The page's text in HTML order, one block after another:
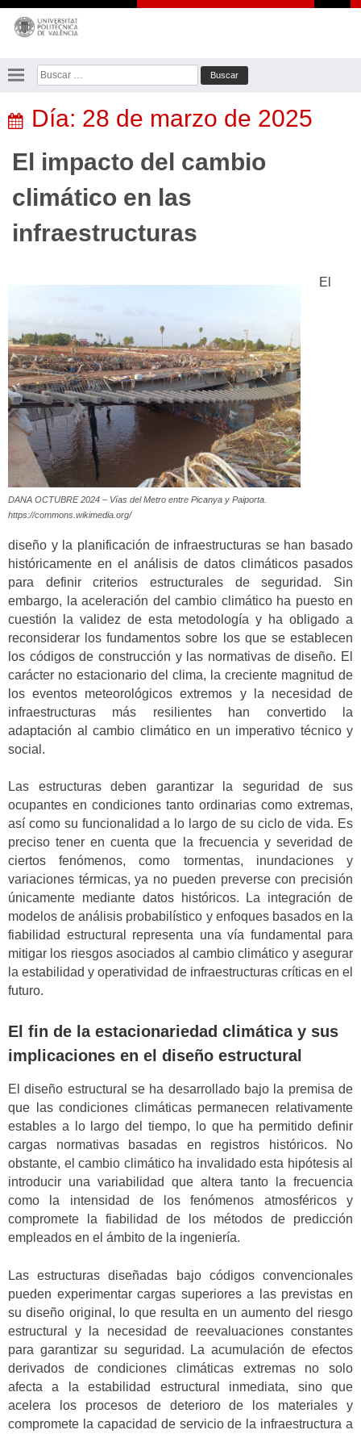
Saltar
contenido
Buscar:
Día: 28 de marzo de 2025
El impacto del cambio
climático en las
infraestructuras
DANA OCTUBRE 2024 – Vías del Metro entre Picanya y Paiporta.
https://commons.wikimedia.org/
El
diseño y la planificación de infraestructuras se han basado
históricamente en el análisis de datos climáticos pasados
para definir criterios estructurales de seguridad. Sin
embargo, la aceleración del cambio climático ha puesto en
cuestión la validez de esta metodología y ha obligado a
reconsiderar los fundamentos sobre los que se establecen
los códigos de construcción y las normativas de diseño. El
carácter no estacionario del clima, la creciente magnitud de
los eventos meteorológicos extremos y la necesidad de
infraestructuras más resilientes han convertido la
adaptación al cambio climático en un imperativo técnico y
social.
Las estructuras deben garantizar la seguridad de sus
ocupantes en condiciones tanto ordinarias como extremas,
así como su funcionalidad a lo largo de su ciclo de vida. Es
preciso tener en cuenta que la frecuencia y severidad de
ciertos fenómenos, como tormentas, inundaciones y
variaciones térmicas, ya no pueden preverse con precisión
únicamente mediante datos históricos. La integración de
modelos de análisis probabilístico y enfoques basados en la
fiabilidad estructural representa una vía fundamental para
mitigar los riesgos asociados al cambio climático y asegurar
la estabilidad y operatividad de infraestructuras críticas en el
futuro.
El fin de la estacionariedad climática y sus
implicaciones en el diseño estructural
El diseño estructural se ha desarrollado bajo la premisa de
que las condiciones climáticas permanecen relativamente
estables a lo largo del tiempo, lo que ha permitido definir
cargas normativas basadas en registros históricos. No
obstante, el cambio climático ha invalidado esta hipótesis al
introducir una variabilidad que altera tanto la frecuencia
como la intensidad de los fenómenos atmosféricos y
compromete la fiabilidad de los métodos de predicción
empleados en el ámbito de la ingeniería.
Las estructuras diseñadas bajo códigos convencionales
pueden experimentar cargas superiores a las previstas en
su diseño original, lo que resulta en un aumento del riesgo
estructural y la necesidad de reevaluaciones constantes
para garantizar su seguridad. La acumulación de efectos
derivados de condiciones climáticas extremas no solo
afecta a la estabilidad estructural inmediata, sino que
acelera los procesos de deterioro de los materiales y
compromete la capacidad de servicio de la infraestructura a